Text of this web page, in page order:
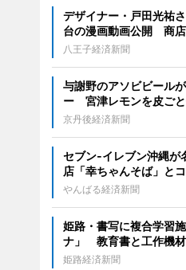
デザイナー・戸田光祐
台の漫画動画公開 商
八王子経済新聞
与謝野のアソビビール
ー 宮津レモンを皮ごと
京丹後経済新聞
セブン‐イレブン沖縄が
店「幸ちゃんそば」と
やんばる経済新聞
姫路・書写に複合学習
ナ」 教育書と工作機
姫路経済新聞